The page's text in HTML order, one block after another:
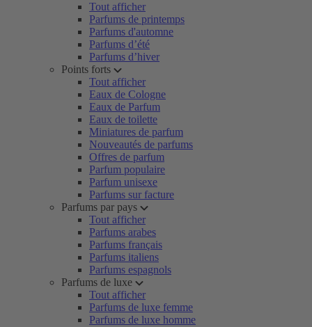
Tout afficher
Parfums de printemps
Parfums d'automne
Parfums d’été
Parfums d’hiver
Points forts
Tout afficher
Eaux de Cologne
Eaux de Parfum
Eaux de toilette
Miniatures de parfum
Nouveautés de parfums
Offres de parfum
Parfum populaire
Parfum unisexe
Parfums sur facture
Parfums par pays
Tout afficher
Parfums arabes
Parfums français
Parfums italiens
Parfums espagnols
Parfums de luxe
Tout afficher
Parfums de luxe femme
Parfums de luxe homme